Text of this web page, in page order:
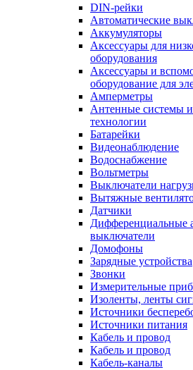
DIN-рейки
Автоматические
Аккумуляторы
Аксессуары для
оборудования
Аксессуары и
оборудование для
Амперметры
Антенные системы
технологии
Батарейки
Видеонаблюдение
Водоснабжение
Вольтметры
Выключатели
Вытяжные
Датчики
Дифференциальные
выключатели
Домофоны
Зарядные устройства
Звонки
Измерительные
Изоленты, ленты
Источники
Источники питания
Кабель и провод
Кабель и провод
Кабель-каналы